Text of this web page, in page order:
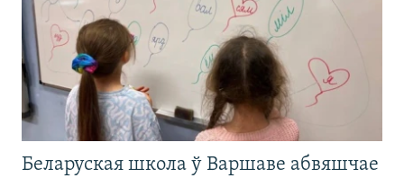
Беларуская школа ў Варшаве абвяшчае